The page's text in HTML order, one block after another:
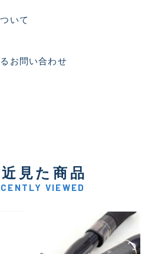
いて
お問い合わせ
見た商品
VIEWED